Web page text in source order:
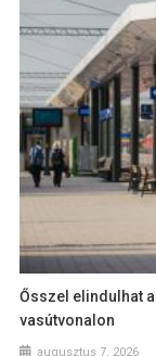
Ősszel elindulhat
vasútvonalon
augusztus 7, 2026